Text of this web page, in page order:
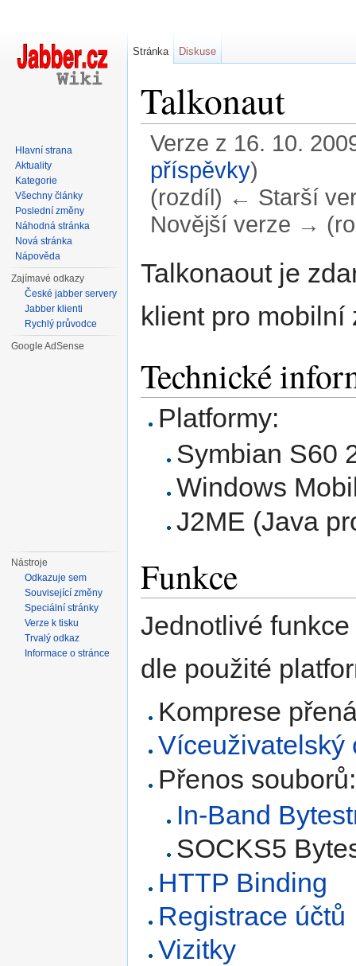
Talkonaut
Verze z 16. 10.
příspěvky)
(rozdíl) ← Starší
Novější verze →
Talkonaout je
klient pro mobilní
Technické
Platformy:
Symbian S60
Windows
J2ME (Java
Funkce
Jednotlivé
dle použité
Komprese
Víceuživatelský
Přenos souborů:
In-Band
SOCKS5
HTTP Binding
Registrace účtů
Vizitky
Stránka Diskuse
Hlavní strana
Aktuality
Kategorie
Všechny články
Poslední změny
Náhodná stránka
Nová stránka
Nápověda
Zajímavé odkazy
České jabber servery
Jabber klienti
Rychlý průvodce
Google AdSense
Nástroje
Odkazuje sem
Související změny
Speciální stránky
Verze k tisku
Trvalý odkaz
Informace o stránce